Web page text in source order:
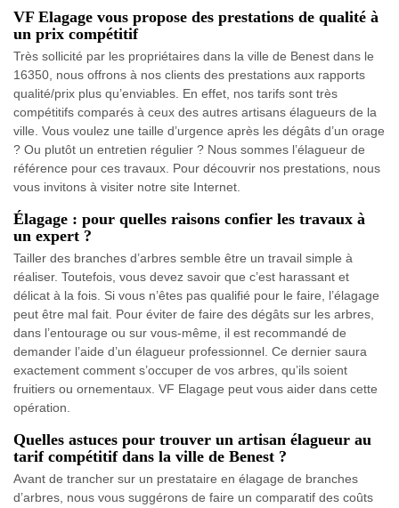
VF Elagage vous propose des prestations de qualité à
un prix compétitif
Très sollicité par les propriétaires dans la ville de Benest dans le
16350, nous offrons à nos clients des prestations aux rapports
qualité/prix plus qu’enviables. En effet, nos tarifs sont très
compétitifs comparés à ceux des autres artisans élagueurs de la
ville. Vous voulez une taille d’urgence après les dégâts d’un orage
? Ou plutôt un entretien régulier ? Nous sommes l’élagueur de
référence pour ces travaux. Pour découvrir nos prestations, nous
vous invitons à visiter notre site Internet.
Élagage : pour quelles raisons confier les travaux à
un expert ?
Tailler des branches d’arbres semble être un travail simple à
réaliser. Toutefois, vous devez savoir que c’est harassant et
délicat à la fois. Si vous n’êtes pas qualifié pour le faire, l’élagage
peut être mal fait. Pour éviter de faire des dégâts sur les arbres,
dans l’entourage ou sur vous-même, il est recommandé de
demander l’aide d’un élagueur professionnel. Ce dernier saura
exactement comment s’occuper de vos arbres, qu’ils soient
fruitiers ou ornementaux. VF Elagage peut vous aider dans cette
opération.
Quelles astuces pour trouver un artisan élagueur au
tarif compétitif dans la ville de Benest ?
Avant de trancher sur un prestataire en élagage de branches
d’arbres, nous vous suggérons de faire un comparatif des coûts